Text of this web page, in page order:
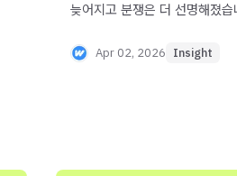
늦어지고 분쟁은 더 선명해졌습
(LOCK)가 결정되는 구간입니다.
Apr 02, 2026 Insight